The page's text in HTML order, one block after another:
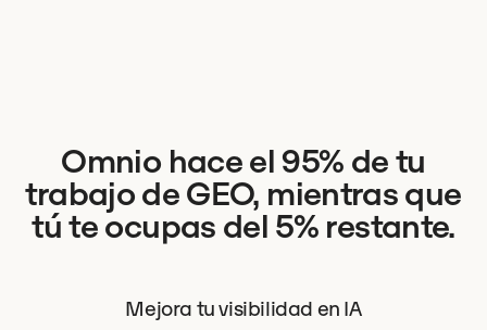
Omnio hace el 95% de tu
trabajo de GEO, mientras que
tú te ocupas del 5% restante.
Mejora tu visibilidad en IA